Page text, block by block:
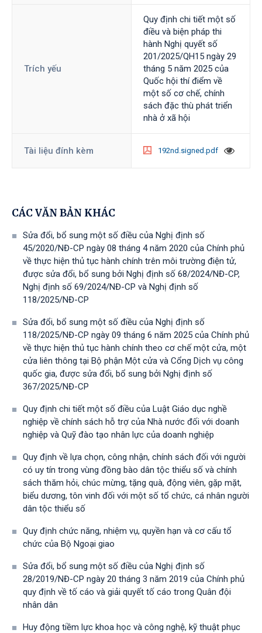
Trích yếu
Quy định chi tiết một số
điều và biện pháp thi
hành Nghị quyết số
201/2025/QH15 ngày 29
tháng 5 năm 2025 của
Quốc hội thí điểm về
một số cơ chế, chính
sách đặc thù phát triển
nhà ở xã hội
Tài liệu đính kèm 192nd.signed.pdf
CÁC VĂN BẢN KHÁC
Sửa đổi, bổ sung một số điều của Nghị định số
45/2020/NĐ-CP ngày 08 tháng 4 năm 2020 của Chính phủ
về thực hiện thủ tục hành chính trên môi trường điện tử,
được sửa đổi, bổ sung bởi Nghị định số 68/2024/NĐ-CP,
Nghị định số 69/2024/NĐ-CP và Nghị định số
118/2025/NĐ-СР
Sửa đổi, bổ sung một số điều của Nghị định số
118/2025/NĐ-CP ngày 09 tháng 6 năm 2025 của Chính phủ
về thực hiện thủ tục hành chính theo cơ chế một cửa, một
cửa liên thông tại Bộ phận Một cửa và Cổng Dịch vụ công
quốc gia, được sửa đổi, bổ sung bởi Nghị định số
367/2025/NĐ-СР
Quy định chi tiết một số điều của Luật Giáo dục nghề
nghiệp về chính sách hỗ trợ của Nhà nước đối với doanh
nghiệp và Quỹ đào tạo nhân lực của doanh nghiệp
Quy định về lựa chọn, công nhận, chính sách đối với người
có uy tín trong vùng đồng bào dân tộc thiểu số và chính
sách thăm hỏi, chúc mừng, tặng quà, động viên, gặp mặt,
biểu dương, tôn vinh đối với một số tổ chức, cá nhân người
dân tộc thiểu số
Quy định chức năng, nhiệm vụ, quyền hạn và cơ cấu tổ
chức của Bộ Ngoại giao
Sửa đổi, bổ sung một số điều của Nghị định số
28/2019/NĐ-CР ngày 20 tháng 3 năm 2019 của Chính phủ
quy định về tố cáo và giải quyết tố cáo trong Quân đội
nhân dân
Huy động tiềm lực khoa học và công nghệ, kỹ thuật phục